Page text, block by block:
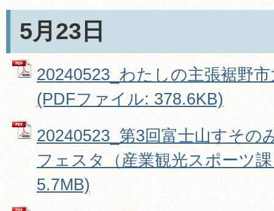
5月23日
20240523_わたしの主張裾野
(PDFファイル: 378.6KB)
20240523_第3回富士山すその
フェスタ（産業観光スポーツ
5.7MB)